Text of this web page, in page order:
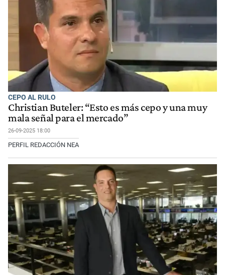
CEPO AL RULO
Christian Buteler: “Esto es más cepo y una muy
mala señal para el mercado”
26-09-2025 18:00
PERFIL REDACCIÓN NEA